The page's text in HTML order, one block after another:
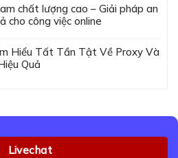
chất lượng cao – Giải pháp an
cho công việc online
Hiểu Tất Tần Tật Về Proxy Và
Quả
Livechat